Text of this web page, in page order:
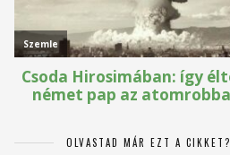
OLVASTAD MÁR EZT A CIKKET?